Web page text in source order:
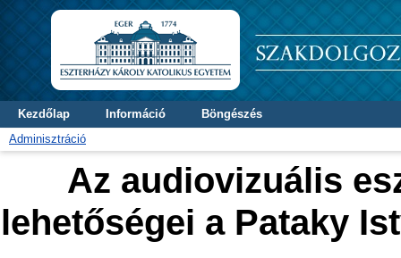
Kezdőlap Információ
Böngészés
Adminisztráció
Az audiovizuális
lehetőségei a Pataky